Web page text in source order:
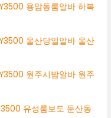
용암동룸알바 하복
울산당일알바 울산
원주시밤알바 원주
유성룸보도 둔산동